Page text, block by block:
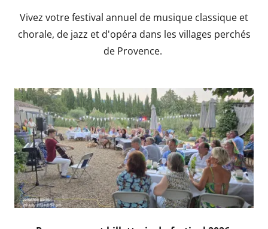
Vivez votre festival annuel de musique classique et
chorale, de jazz et d'opéra dans les villages perchés
de Provence.